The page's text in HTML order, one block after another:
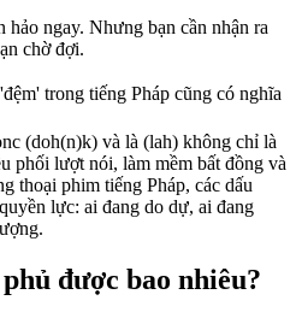
hảo ngay. Nhưng bạn cần nhận ra
chờ đợi.
trong tiếng Pháp cũng có nghĩa
(doh(n)k) và là (lah) không chỉ là
phối lượt nói, làm mềm bất đồng và
thoại phim tiếng Pháp, các dấu
lực: ai đang do dự, ai đang
được bao nhiêu?